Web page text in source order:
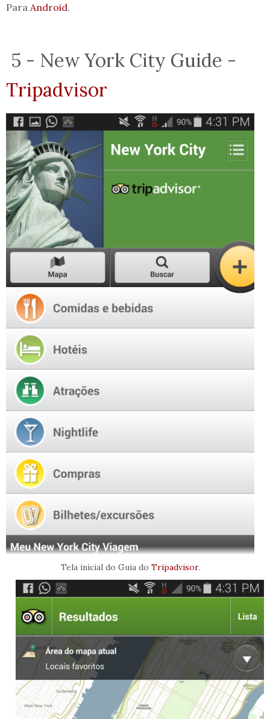
Para Android.
5 - New York City Guide -
Tripadvisor
Tela inicial do Guia do Tripadvisor.